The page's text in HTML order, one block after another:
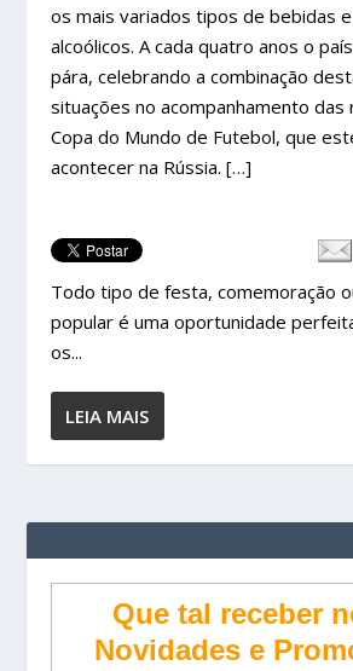
os mais variados tipos de bebidas
alcoólicos. A cada quatro anos o
pára, celebrando a combinação
situações no acompanhamento das
Copa do Mundo de Futebol, que
acontecer na Rússia. […]
Todo tipo de festa, comemoração
popular é uma oportunidade
os...
LEIA MAIS
Que tal receber
Novidades e